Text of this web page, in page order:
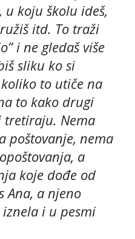
koju školu ideš,
itd. To traži
i ne gledaš više
sliku ko si
to utiče na
to kako drugi
tretiraju. Nema
poštovanje, nema
a
koje dođe od
Ana, a njeno
i u pesmi